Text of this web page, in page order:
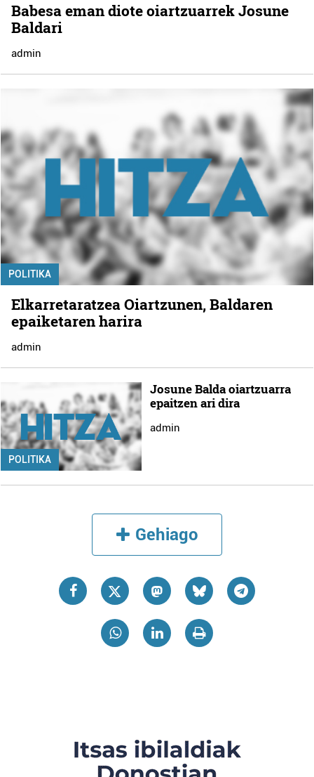
Babesa eman diote oiartzuarrek Josune
Baldari
admin
POLITIKA
Elkarretaratzea Oiartzunen, Baldaren
epaiketaren harira
admin
POLITIKA
Josune Balda oiartzuarra
epaitzen ari dira
admin
Gehiago